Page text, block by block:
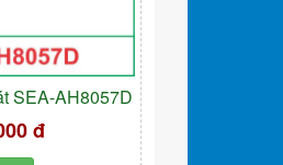
SEA-AH8057D
đ